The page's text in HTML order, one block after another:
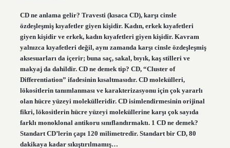
CD ne anlama gelir? Travesti (kısaca CD), karşı cinsle
özdeşleşmiş kıyafetler giyen kişidir. Kadın, erkek kıyafetleri
giyen kişidir ve erkek, kadın kıyafetleri giyen kişidir. Kavram
yalnızca kıyafetleri değil, aynı zamanda karşı cinsle özdeşleşmiş
aksesuarları da içerir; buna saç, sakal, bıyık, kaş stilleri ve
makyaj da dahildir. CD ne demek tip? CD, “Cluster of
Differentiation” ifadesinin kısaltmasıdır. CD molekülleri,
lökositlerin tanımlanması ve karakterizasyonu için çok yararlı
olan hücre yüzeyi molekülleridir. CD isimlendirmesinin orijinal
fikri, lökositlerin hücre yüzeyi moleküllerine karşı çok sayıda
farklı monoklonal antikoru sınıflandırmaktı. 1 CD ne demek?
Standart CD’lerin çapı 120 milimetredir. Standart bir CD, 80
dakikaya kadar sıkıştırılmamış…